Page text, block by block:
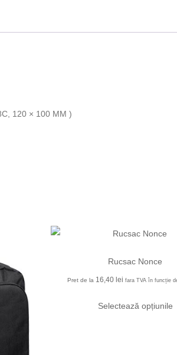
120 × 100 MM )
Rucsac Nonce
Pret de la 16,40 lei fara TVA în funcție
Selectează opțiunile